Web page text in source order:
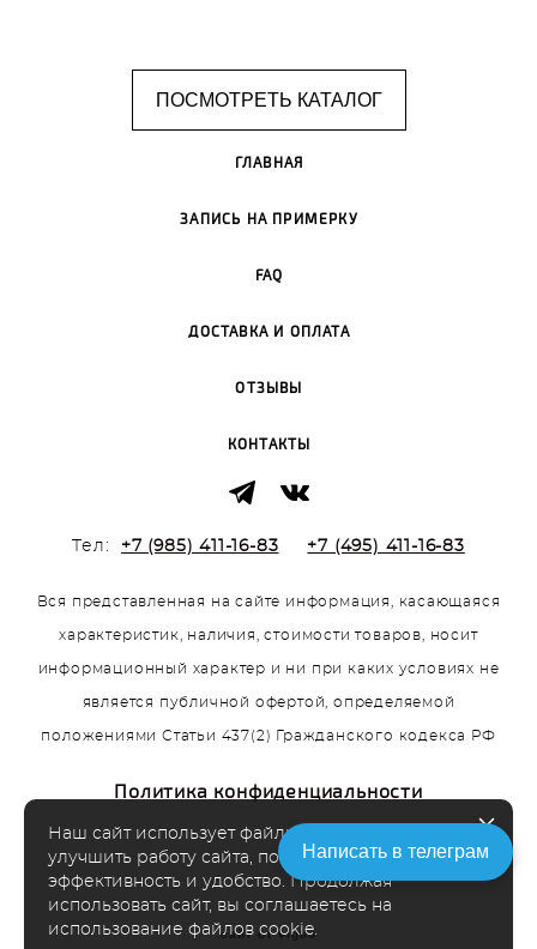
ПОСМОТРЕТЬ КАТАЛОГ
ГЛАВНАЯ
ЗАПИСЬ НА ПРИМЕРКУ
FAQ
ДОСТАВКА И ОПЛАТА
ОТЗЫВЫ
КОНТАКТЫ
Тел: +7 (985) 411-16-83 +7 (495) 411-16-83
Вся представленная на сайте информация, касающаяся
характеристик, наличия, стоимости товаров, носит
информационный характер и ни при каких условиях не
является публичной офертой, определяемой
положениями Статьи 437(2) Гражданского кодекса РФ
Политика конфиденциальности
сайт от vigbo
Наш сайт использует файлы cookie чтобы
улучшить работу сайта, повысить его
эффективность и удобство. Продолжая
использовать сайт, вы соглашаетесь на
использование файлов cookie.
Написать в телеграм